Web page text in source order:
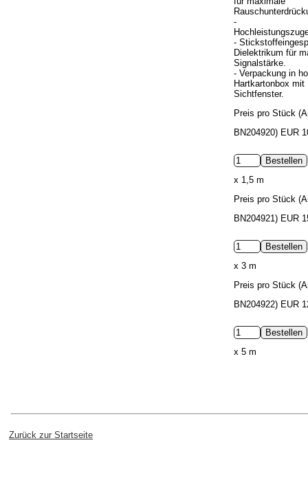
-
-
Dielektrikum für
Signalstärke.
- Verpackung in
Hartkartonbox mit
Sichtfenster.
Preis pro Stück
BN204920) EUR
x 1,5 m
Preis pro Stück
BN204921) EUR
x 3 m
Preis pro Stück
BN204922) EUR
x 5 m
Zurück zur Startseite